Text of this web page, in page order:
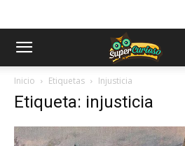
Inicio Etiquetas Injusticia
Etiqueta: injusticia